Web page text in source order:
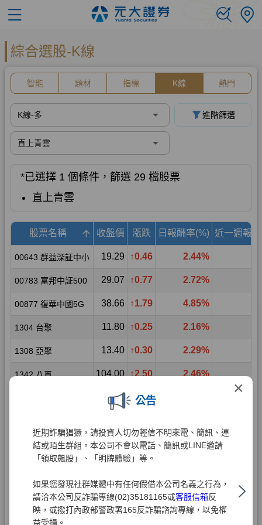
×
公告
近期詐騙猖獗，請投資人切勿輕信不明來電、簡訊、連
結或陌生群組。本公司不會以電話、簡訊或LINE邀請
「領取飆股」、「明牌體驗」等。
如果您發現社群媒體中有任何假借本公司名義之行為，
請洽本公司反詐騙專線(02)35181165或客服信箱反
映，或撥打內政部警政署165反詐騙諮詢專線，以免權
益受損。